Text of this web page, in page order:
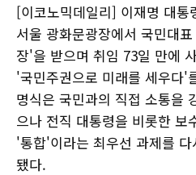
[이코노믹데일리] 이재명 대통
서울 광화문광장에서 국민대
장'을 받으며 취임 73일 만에
'국민주권으로 미래를 세우다'
명식은 국민과의 직접 소통을
으나 전직 대통령을 비롯한 보
'통합'이라는 최우선 과제를
됐다.